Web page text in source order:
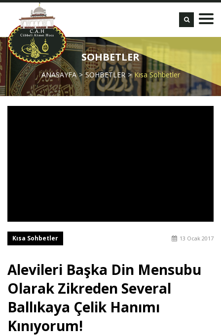
SOHBETLER
ANASAYFA SOHBETLER Kısa Sohbetler
Kısa Sohbetler 13 Ocak 2017
Alevileri Başka Din Mensubu
Olarak Zikreden Several
Ballıkaya Çelik Hanımı
Kınıyorum!